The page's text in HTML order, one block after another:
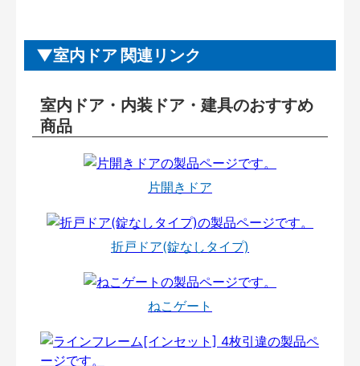
室内ドア 関連リンク
室内ドア・内装ドア・建具のおすすめ
商品
片開きドア
折戸ドア(錠なしタイプ)
ねこゲート